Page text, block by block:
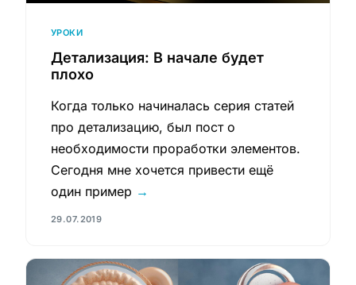
УРОКИ
Детализация: В начале будет
плохо
Когда только начиналась серия статей
про детализацию, был пост о
необходимости проработки элементов.
Сегодня мне хочется привести ещё
один пример →
29.07.2019